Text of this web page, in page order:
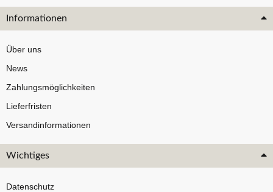
Informationen
Über uns
News
Zahlungsmöglichkeiten
Lieferfristen
Versandinformationen
Wichtiges
Datenschutz